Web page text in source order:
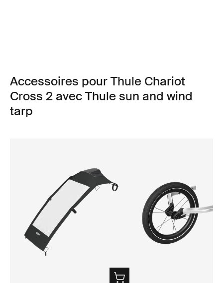
Accessoires pour Thule Chariot
Cross 2 avec Thule sun and wind
tarp